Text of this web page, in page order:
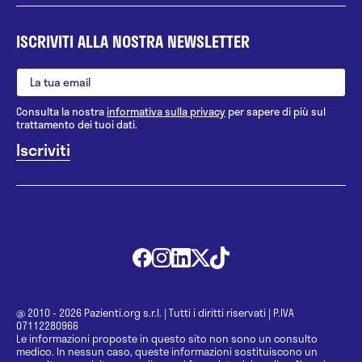
ISCRIVITI ALLA NOSTRA NEWSLETTER
Consulta la nostrainformativa sulla privacy per sapere di più sul
trattamento dei tuoi dati.
@ 2010 - 2026 Pazienti.org s.r.l. | Tutti i diritti riservati | P.IVA
07112280966
Le informazioni proposte in questo sito non sono un consulto
medico. In nessun caso, queste informazioni sostituiscono un